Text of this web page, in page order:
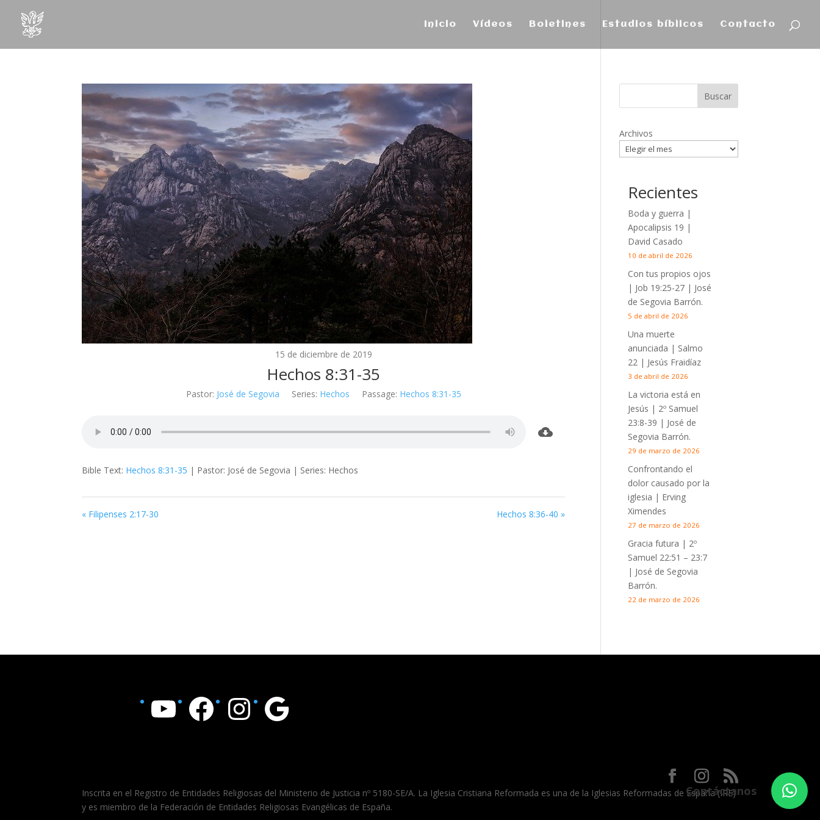
Inicio Vídeos Boletines Estudios bíblicos Contacto
15 de diciembre de 2019
Hechos 8:31-35
Pastor: José de Segovia Series: Hechos Passage: Hechos 8:31-35
Bible Text: Hechos 8:31-35 | Pastor: José de Segovia | Series: Hechos
« Filipenses 2:17-30 Hechos 8:36-40 »
Archivos
Recientes
Boda y guerra |
Apocalipsis 19 |
David Casado
10 de abril de 2026
Con tus propios ojos
| Job 19:25-27 | José
de Segovia Barrón.
5 de abril de 2026
Una muerte
anunciada | Salmo
22 | Jesús Fraidíaz
3 de abril de 2026
La victoria está en
Jesús | 2º Samuel
23:8-39 | José de
Segovia Barrón.
29 de marzo de 2026
Confrontando el
dolor causado por la
iglesia | Erving
Ximendes
27 de marzo de 2026
Gracia futura | 2º
Samuel 22:51 – 23:7
| José de Segovia
Barrón.
22 de marzo de 2026
YouTube Facebook Instagram Google
Inscrita en el Registro de Entidades Religiosas del Ministerio de Justicia nº 5180-SE/A. La Iglesia Cristiana Reformada es una de la Iglesias Reformadas de España (IRE)
y es miembro de la Federación de Entidades Religiosas Evangélicas de España.
Contáctanos